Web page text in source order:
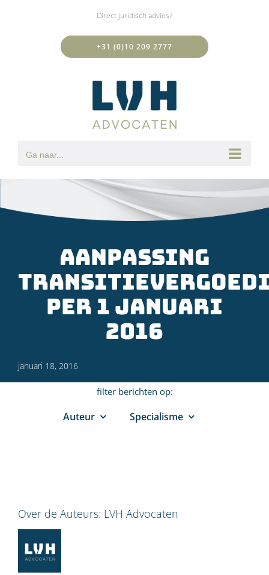
Direct juridisch advies?
+31 (0)10 209 2777
Ga naar...
Aanpassing
per 1 januari
2016
januari 18, 2016
filter berichten op:
Auteur Specialisme
Over de Auteurs: LVH Advocaten